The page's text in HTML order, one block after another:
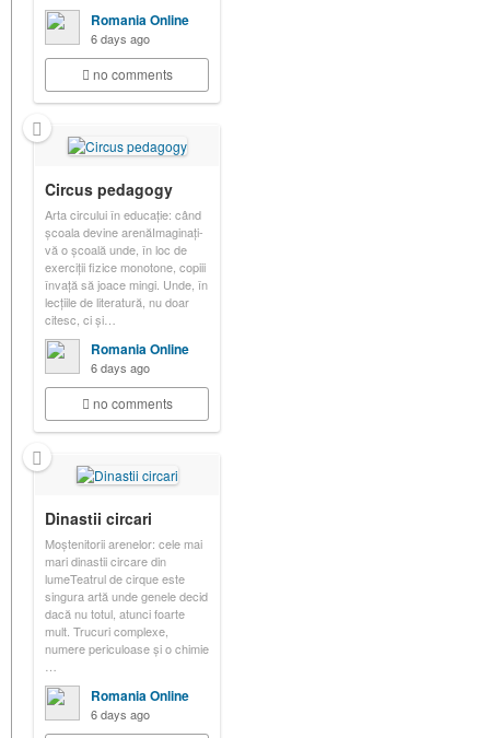
Romania Online
6 days ago
no comments
Circus pedagogy
Arta circului în educație: când
școala devine arenăImaginați-
vă o școală unde, în loc de
exerciții fizice monotone, copiii
învață să joace mingi. Unde, în
lecțiile de literatură, nu doar
citesc, ci și…
Romania Online
6 days ago
no comments
Dinastii circari
Moștenitorii arenelor: cele mai
mari dinastii circare din
lumeTeatrul de cirque este
singura artă unde genele decid
dacă nu totul, atunci foarte
mult. Trucuri complexe,
numere periculoase și o chimie
Romania Online
6 days ago